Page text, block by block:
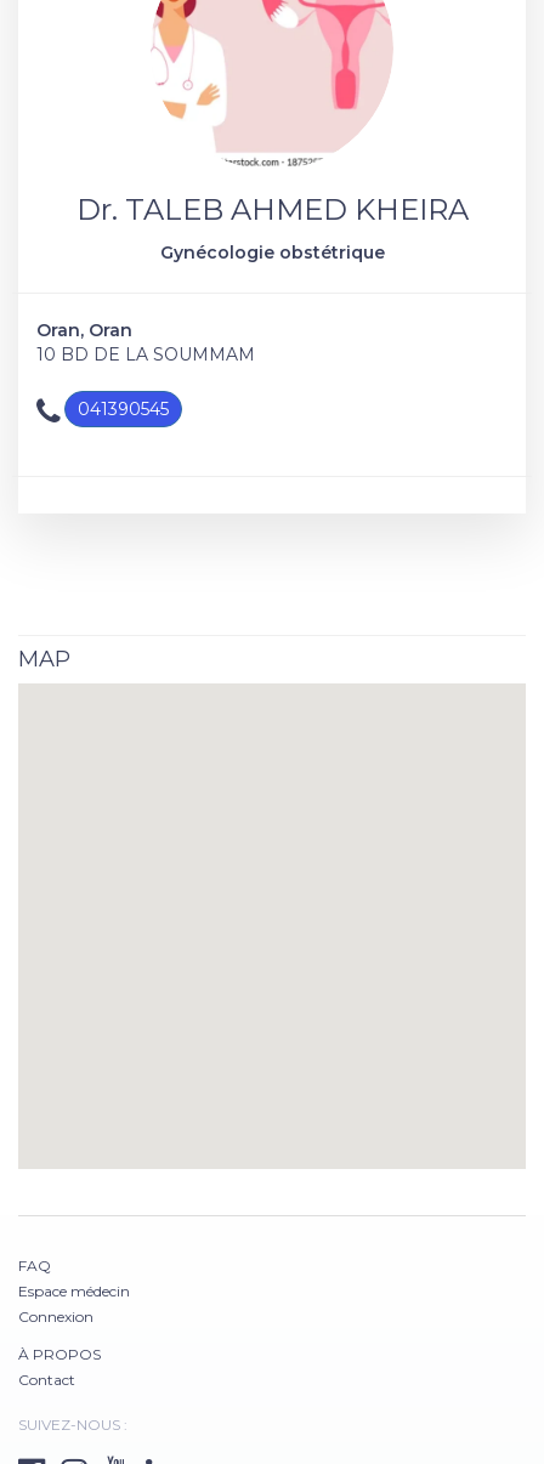
Dr. TALEB AHMED KHEIRA
Gynécologie obstétrique
Oran, Oran
10 BD DE LA SOUMMAM
041390545
MAP
FAQ
Espace médecin
Connexion
À PROPOS
Contact
SUIVEZ-NOUS :